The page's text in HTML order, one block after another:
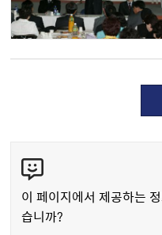
텐
츠
만
이 페이지에서 제공하는
습니까?